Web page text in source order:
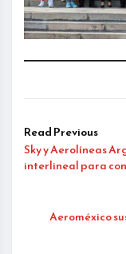
Read Previous
Sky y Aerolíneas
interlineal para
Aeroméxico